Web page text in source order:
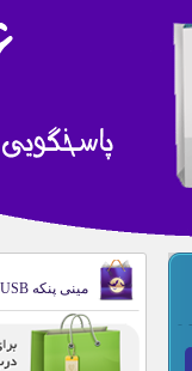
مینی پنکه USB